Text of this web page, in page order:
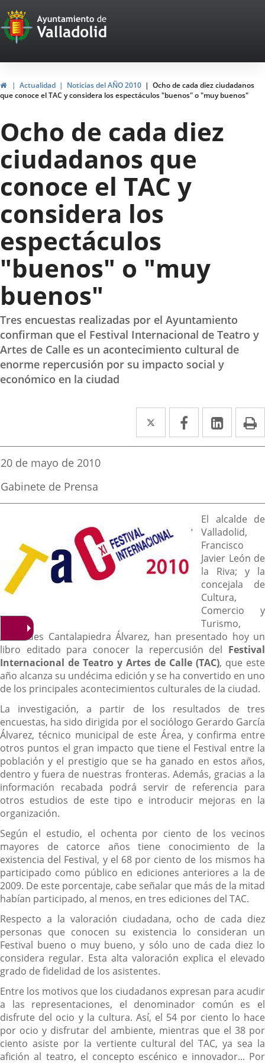
Portal
Web
del
Ayuntamiento
de
Valladolid
HomeActualidad Noticias del AÑO 2010
Ocho de cada diez ciudadanos
que conoce el TAC y considera los espectáculos "buenos" o "muy buenos"
Ocho de cada diez
ciudadanos que
conoce el TAC y
considera los
espectáculos
"buenos" o "muy
buenos"
Tres encuestas realizadas por el Ayuntamiento
confirman que el Festival Internacional de Teatro y
Artes de Calle es un acontecimiento cultural de
enorme repercusión por su impacto social y
económico en la ciudad
Twitter
Enlace
a
externa.
Facebook
Enlace
a
externa.
Enlace
a
Fecha
la
noticia
20 de mayo de 2010
Fuente
la
Gabinete de Prensa
El alcalde de
Valladolid,
Francisco
Javier León de
la Riva; y la
concejala de
Cultura,
Comercio y
Turismo,
Mercedes Cantalapiedra Álvarez, han presentado hoy un
libro editado para conocer la repercusión del Festival
Internacional de Teatro y Artes de Calle (TAC), que este
año alcanza su undécima edición y se ha convertido en uno
de los principales acontecimientos culturales de la ciudad.
La investigación, a partir de los resultados de tres
encuestas, ha sido dirigida por el sociólogo Gerardo García
Álvarez, técnico municipal de este Área, y confirma entre
otros puntos el gran impacto que tiene el Festival entre la
población y el prestigio que se ha ganado en estos años,
dentro y fuera de nuestras fronteras. Además, gracias a la
información recabada podrá servir de referencia para
otros estudios de este tipo e introducir mejoras en la
organización.
Según el estudio, el ochenta por ciento de los vecinos
mayores de catorce años tiene conocimiento de la
existencia del Festival, y el 68 por ciento de los mismos ha
participado como público en ediciones anteriores a la de
2009. De este porcentaje, cabe señalar que más de la mitad
habían participado, al menos, en tres ediciones del TAC.
Respecto a la valoración ciudadana, ocho de cada diez
personas que conocen su existencia lo consideran un
Festival bueno o muy bueno, y sólo uno de cada diez lo
considera regular. Esta alta valoración explica el elevado
grado de fidelidad de los asistentes.
Entre los motivos que los ciudadanos expresan para acudir
a las representaciones, el denominador común es el
disfrute del ocio y la cultura. Así, el 54 por ciento lo hace
por ocio y disfrutar del ambiente, mientras que el 38 por
ciento asiste por la vertiente cultural del TAC, ya sea la
afición al teatro, el concepto escénico e innovador... Por